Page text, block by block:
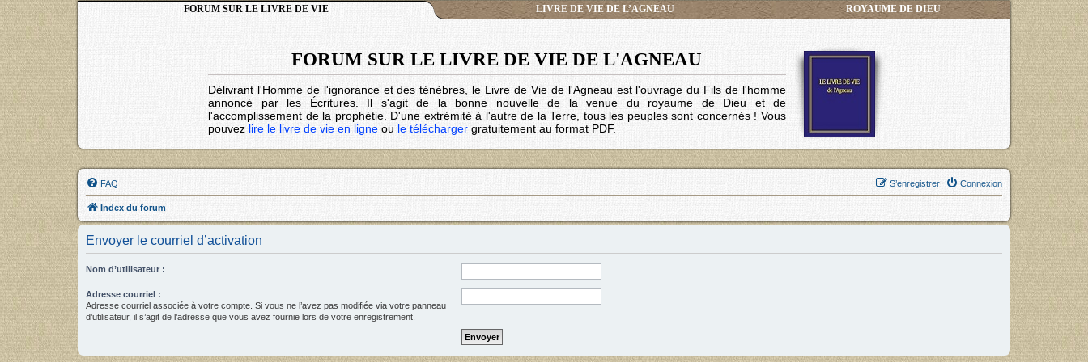
FORUM SUR LE LIVRE DE VIE LIVRE DE VIE DE L’AGNEAU ROYAUME DE DIEU
FORUM SUR LE LIVRE DE VIE DE L'AGNEAU
Délivrant l'Homme de l'ignorance et des ténèbres, le Livre de Vie de l'Agneau est l'ouvrage du Fils de l'homme
annoncé par les Écritures. Il s'agit de la bonne nouvelle de la venue du royaume de Dieu et de
l'accomplissement de la prophétie. D'une extrémité à l'autre de la Terre, tous les peuples sont concernés ! Vous
pouvez lire le livre de vie en ligne ou le télécharger gratuitement au format PDF.
FAQ Connexion
S’enregistrer
Index du forum
Envoyer le courriel d’activation
Nom d’utilisateur :
Adresse courriel :
Adresse courriel associée à votre compte. Si vous ne l’avez pas modifiée via votre panneau
d’utilisateur, il s’agit de l’adresse que vous avez fournie lors de votre enregistrement.